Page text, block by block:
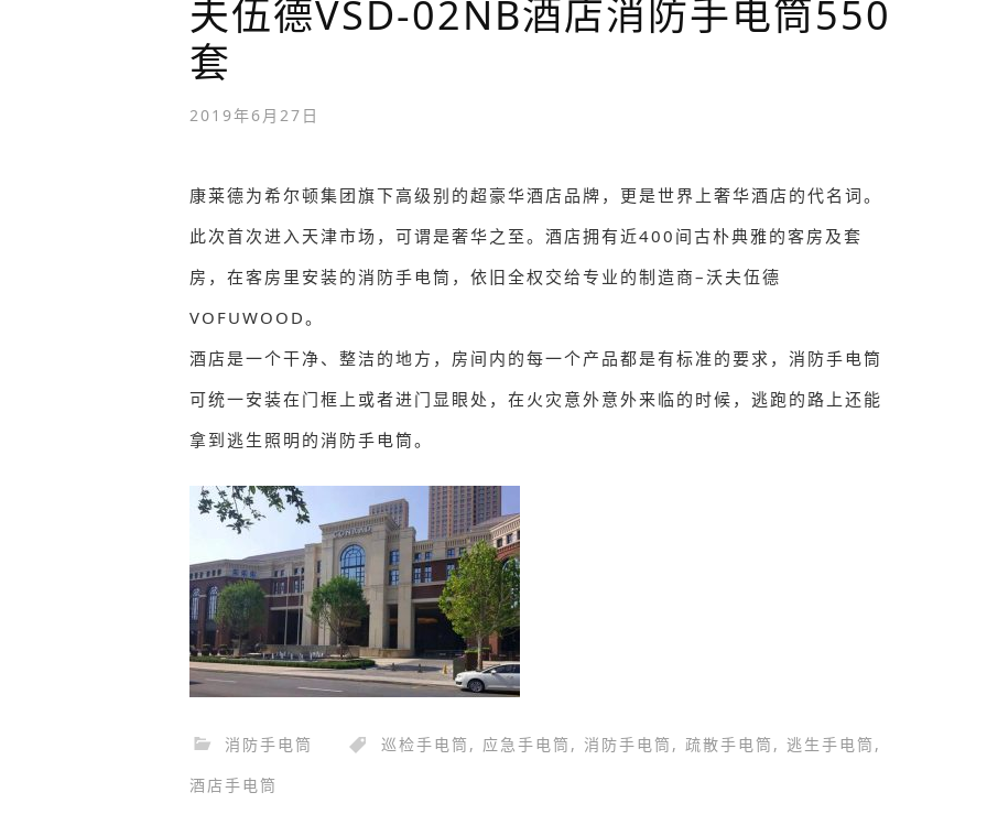
夫伍德VSD-02NB酒店消防手电筒550
套
2019年6月27日
康莱德为希尔顿集团旗下高级别的超豪华酒店品牌，更是世界上奢华酒店的代名词。
此次首次进入天津市场，可谓是奢华之至。酒店拥有近400间古朴典雅的客房及套
房，在客房里安装的消防手电筒，依旧全权交给专业的制造商–沃夫伍德
VOFUWOOD。
酒店是一个干净、整洁的地方，房间内的每一个产品都是有标准的要求，消防手电筒
可统一安装在门框上或者进门显眼处，在火灾意外意外来临的时候，逃跑的路上还能
拿到逃生照明的消防手电筒。
消防手电筒 巡检手电筒 , 应急手电筒 , 消防手电筒 , 疏散手电筒 , 逃生手电筒 ,
酒店手电筒